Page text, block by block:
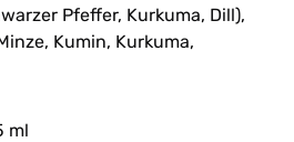
Pfeffer, Kurkuma, Dill),
Kumin, Kurkuma,
ml